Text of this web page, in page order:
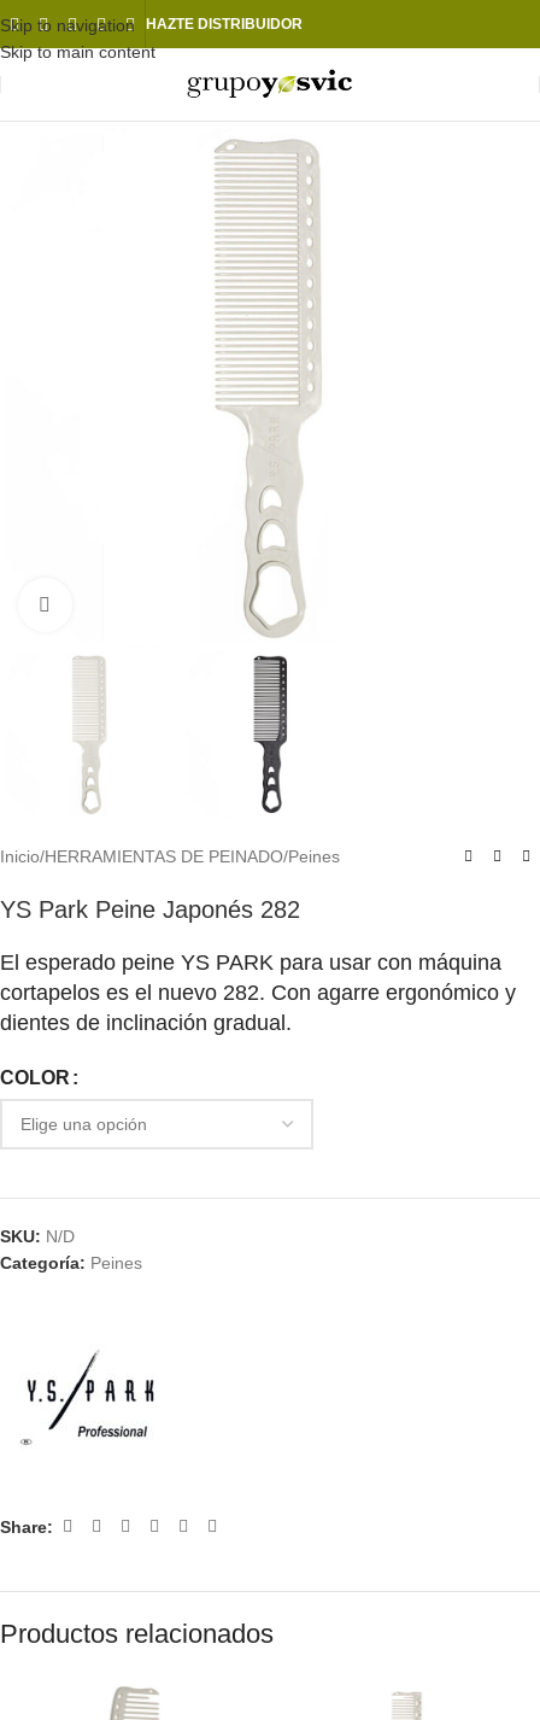
Skip to navigation
Skip to main content
HAZTE DISTRIBUIDOR
Inicio/HERRAMIENTAS DE PEINADO/Peines
YS Park Peine Japonés 282
El esperado peine YS PARK para usar con máquina
cortapelos es el nuevo 282. Con agarre ergonómico y
dientes de inclinación gradual.
COLOR
SKU: N/D
Categoría: Peines
Share:
Productos relacionados